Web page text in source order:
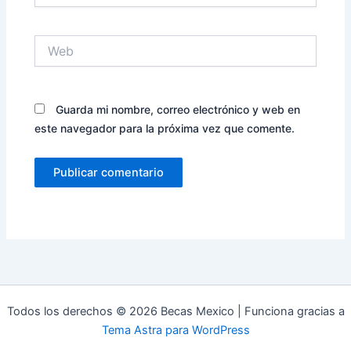
Guarda mi nombre, correo electrónico y web en
este navegador para la próxima vez que comente.
Todos los derechos © 2026 Becas Mexico | Funciona gracias a
Tema Astra para WordPress